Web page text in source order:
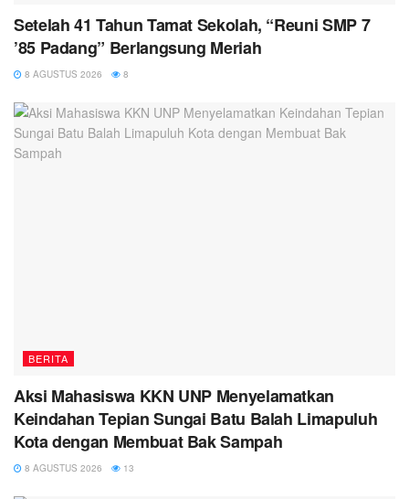
Setelah 41 Tahun Tamat Sekolah, “Reuni SMP 7
’85 Padang” Berlangsung Meriah
8 AGUSTUS 2026 8
BERITA
Aksi Mahasiswa KKN UNP Menyelamatkan
Keindahan Tepian Sungai Batu Balah Limapuluh
Kota dengan Membuat Bak Sampah
8 AGUSTUS 2026 13